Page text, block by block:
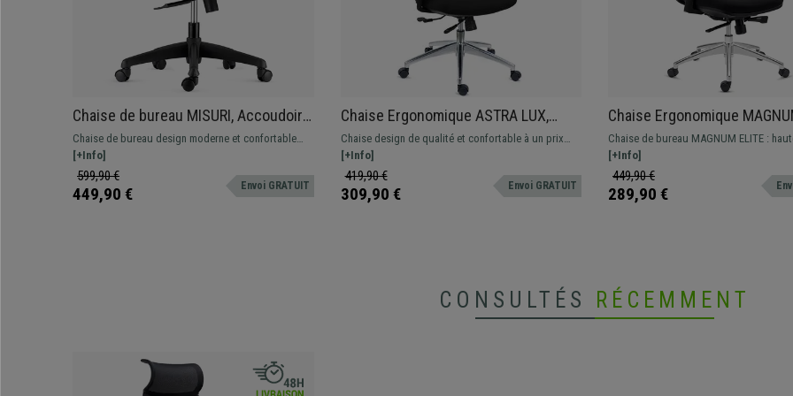
Chaise de bureau MISURI, Accoudoirs
Réglables, en Maille Respirante, Noir /
Gris
Chaise de bureau design moderne et confortable
avec revêtement en maille respirante disponible en
différentes couleurs.
[+Info]
599,90 €
449,90 € Envoi GRATUIT
Chaise Ergonomique ASTRA LUX,
Appui-tête, Assise Ajustable en
Profondeur, Utilisation Intensive 8h,
Inclinaison Synchrone, Noir
Chaise design de qualité et confortable à un prix
incroyable ! Avec appui-tête, support lombaire et
accoudoirs réglables adaptée à un usage intensif
[+Info]
419,90 €
309,90 € Envoi GRATUIT
Chaise Ergonomique
Appui-tête, Utilisation 8h,
Métallique, Support Lombaire,
Chaise de bureau MAGNUM ELITE :
idéale pour un usage intensif. Elle
design élégant à des finitions et un
première classe !
[+Info]
449,90 €
289,90 €
CONSULTÉS RÉCEMMENT